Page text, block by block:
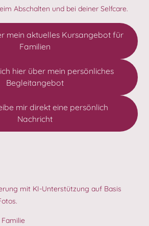
Abschalten und bei deiner Selfcare.
mein aktuelles Kursangebot für
Familien
hier über mein persönliches
Begleitangebot
mir direkt eine persönlich
Nachricht
mit KI-Unterstützung auf Basis
Familie